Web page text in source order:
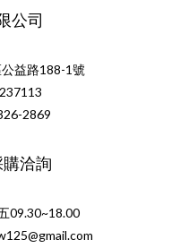
公司
益路188-1號
2869
洽詢
09.30~18.00